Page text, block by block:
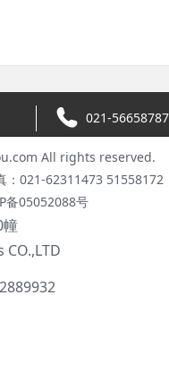
021-56658787
All rights reserved.
：021-62311473 51558172
备05052088号